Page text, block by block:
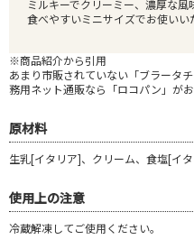
ミルキーでクリーミー、濃厚な風
食べやすいミニサイズでお使いい
※商品紹介から引用
あまり市販されていない「ブラータ
務用ネット通販なら「ロコパン」がお
原材料
生乳[イタリア]、クリーム、食塩[イ
使用上の注意
冷蔵解凍してご使用ください。